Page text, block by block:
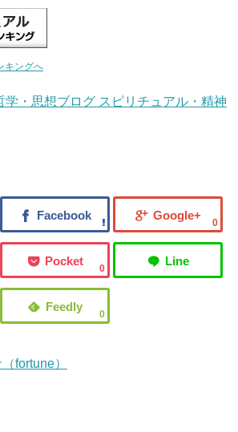
キングへ
0
0
0
fortune）